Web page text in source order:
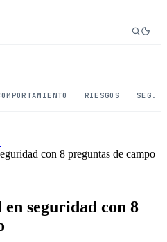
RIESGOS SEG.
con 8 preguntas de campo
seguridad con 8